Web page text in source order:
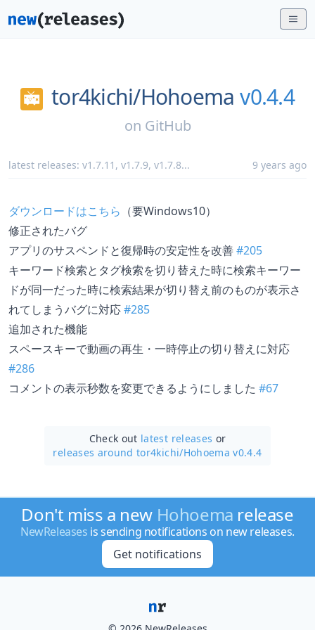
tor4kichi/Hohoema v0.4.4
on GitHub
latest releases: v1.7.11 , v1.7.9, v1.7.8... 9 years ago
ダウンロードはこちら （要Windows10）
修正されたバグ
アプリのサスペンドと復帰時の安定性を改善#205
キーワード検索とタグ検索を切り替えた時に検索キーワー
ドが同一だった時に検索結果が切り替え前のものが表示さ
れてしまうバグに対応#285
追加された機能
スペースキーで動画の再生・一時停止の切り替えに対応
#286
コメントの表示秒数を変更できるようにしました #67
Check out latest releases or
releases around tor4kichi/Hohoema v0.4.4
Don't miss a new Hohoema release
NewReleases is sending notifications on new releases.
Get notifications